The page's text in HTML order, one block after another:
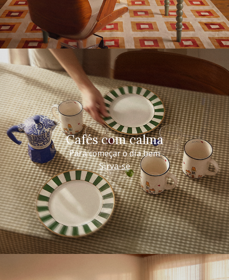
Cafés com calma
Para começar o dia bem
Sirva-se